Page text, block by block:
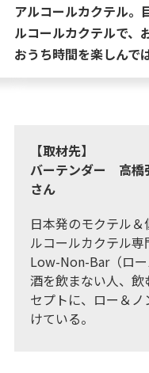
アルコールカクテル。
ルコールカクテルで、
おうち時間を楽しんで
【取材先】
バーテンダー 高橋
さん
日本発のモクテル＆
ルコールカクテル専
Low-Non-Bar（ロ
酒を飲まない人、
セプトに、ロー＆
けている。